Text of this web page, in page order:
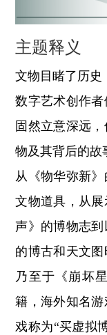
主题释义
文物目睹了历史
数字艺术创作
固然立意深远
物及其背后的故
从《物华弥新
文物道具，从
声》的博物志
的博古和天文
乃至于《崩坏
籍，海外知名
戏称为“买虚拟